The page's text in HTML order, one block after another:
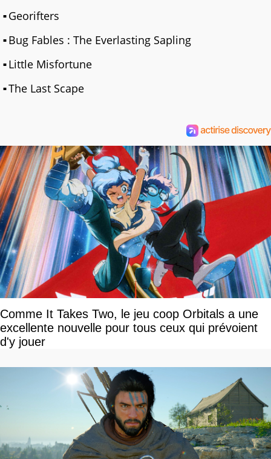
Georifters
Bug Fables : The Everlasting Sapling
Little Misfortune
The Last Scape
Comme It Takes Two, le jeu coop Orbitals a une
excellente nouvelle pour tous ceux qui prévoient
d'y jouer